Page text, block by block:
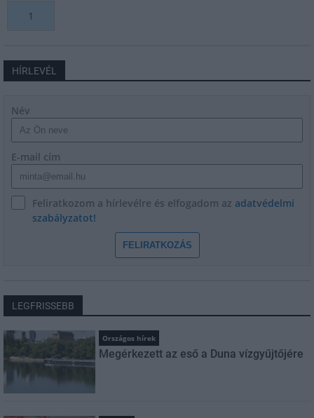
1
HÍRLEVÉL
Név
E-mail cím
Feliratkozom a hírlevélre és elfogadom az adatvédelmi
szabályzatot!
FELIRATKOZÁS
LEGFRISSEBB
Országos hírek
Megérkezett az eső a Duna vízgyűjtőjére